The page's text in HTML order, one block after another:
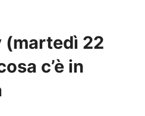
(martedì 22
c’è in